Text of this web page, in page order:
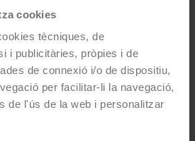
cookies
tècniques, de
i publicitàries, pròpies i de
de connexió i/o de dispositiu,
per facilitar-li la navegació,
de l'ús de la web i personalitzar
autèntic no només millora
sinó que també afegeix un toc de
cada quilòmetre recorregut. Prepara't
incomparable que fa
t'impulsa cap al futur. Domina el
TT100 i descobreix una nova
travessies!